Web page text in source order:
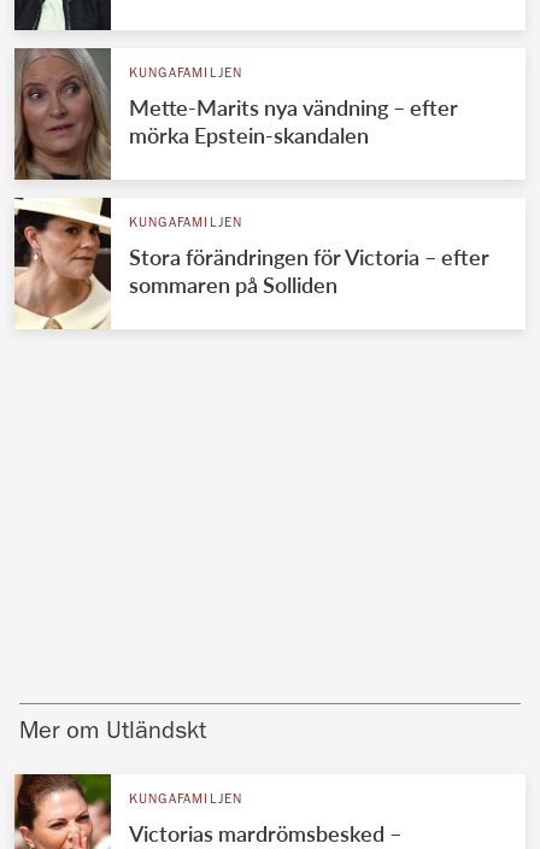
KUNGAFAMILJEN
Mette-Marits nya vändning – efter
mörka Epstein-skandalen
KUNGAFAMILJEN
Stora förändringen för Victoria – efter
sommaren på Solliden
Mer om Utländskt
KUNGAFAMILJEN
Victorias mardrömsbesked –